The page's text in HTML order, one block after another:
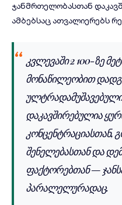
ჯანმრთელობასთან
ამბებსაც ათვალიერებს
კვლევაში 2 100-ზე
მონაწილეობით
ულტრადამუშავებული
დაკავშირებულია
კონცენტრაციასთან,
შენელებასთან და
ფაქტორებთან —
პარალელურადაც.